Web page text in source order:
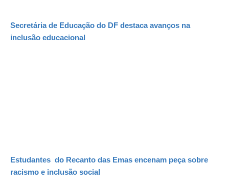
Secretária de Educação do DF destaca avanços na
inclusão educacional
Estudantes do Recanto das Emas encenam peça sobre
racismo e inclusão social